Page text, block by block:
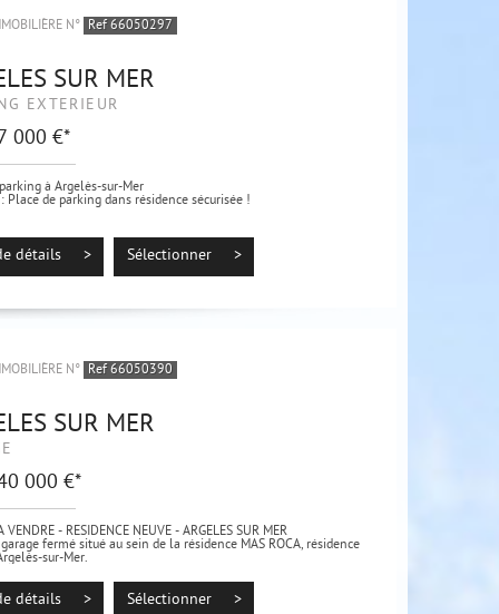
N° Ref 66050297
SUR MER
EXTÉRIEUR
000 €*
à Argelès-sur-Mer
Place de parking dans résidence sécurisée !
est...
détails > Sélectionner >
N° Ref 66050390
SUR MER
000 €*
VENDRE - RESIDENCE NEUVE - ARGELES SUR MER
fermé situé au sein de la résidence MAS ROCA, résidence
sur-Mer.
idéal, proche des commodités et des...
détails > Sélectionner >